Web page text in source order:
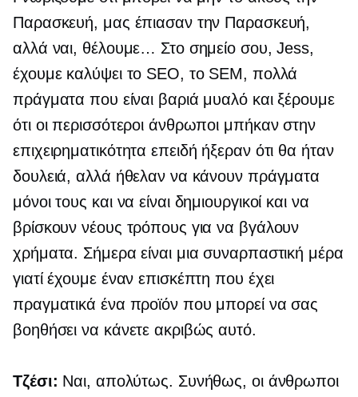
Παρασκευή, μας έπιασαν την Παρασκευή,
αλλά ναι, θέλουμε… Στο σημείο σου, Jess,
έχουμε καλύψει το SEO, το SEM, πολλά
πράγματα που είναι βαριά μυαλό και ξέρουμε
ότι οι περισσότεροι άνθρωποι μπήκαν στην
επιχειρηματικότητα επειδή ήξεραν ότι θα ήταν
δουλειά, αλλά ήθελαν να κάνουν πράγματα
μόνοι τους και να είναι δημιουργικοί και να
βρίσκουν νέους τρόπους για να βγάλουν
χρήματα. Σήμερα είναι μια συναρπαστική μέρα
γιατί έχουμε έναν επισκέπτη που έχει
πραγματικά ένα προϊόν που μπορεί να σας
βοηθήσει να κάνετε ακριβώς αυτό.
Τζέσι: Ναι, απολύτως. Συνήθως, οι άνθρωποι